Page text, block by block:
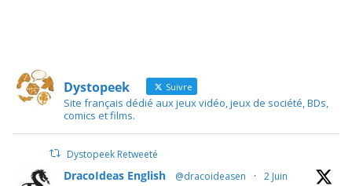
Dystopeek Suivre
Site français dédié aux jeux vidéo, jeux de société, BDs,
comics et films.
Dystopeek Retweeté
DracoIdeas English @dracoideasen · 2 Juin